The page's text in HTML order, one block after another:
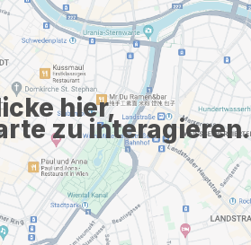
hier,
zu interagieren.